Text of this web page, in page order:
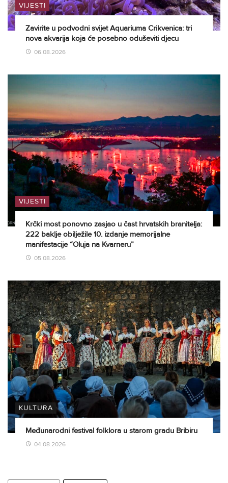
VIJESTI
Zavirite u podvodni svijet Aquariuma Crikvenica: tri
nova akvarija koja će posebno oduševiti djecu
06.08.2026
VIJESTI
Krčki most ponovno zasjao u čast hrvatskih branitelja:
222 baklje obilježile 10. izdanje memorijalne
manifestacije “Oluja na Kvarneru”
05.08.2026
KULTURA
Međunarodni festival folklora u starom gradu Bribiru
04.08.2026